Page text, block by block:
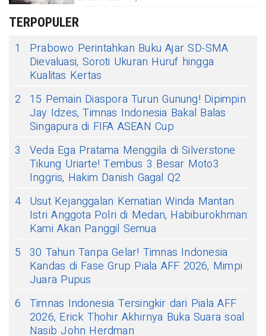
TERPOPULER
1
Prabowo Perintahkan Buku Ajar SD-SMA
Dievaluasi, Soroti Ukuran Huruf hingga
Kualitas Kertas
2
15 Pemain Diaspora Turun Gunung! Dipimpin
Jay Idzes, Timnas Indonesia Bakal Balas
Singapura di FIFA ASEAN Cup
3
Veda Ega Pratama Menggila di Silverstone
Tikung Uriarte! Tembus 3 Besar Moto3
Inggris, Hakim Danish Gagal Q2
4 Usut Kejanggalan Kematian Winda Mantan
Istri Anggota Polri di Medan, Habiburokhman:
Kami Akan Panggil Semua
5
30 Tahun Tanpa Gelar! Timnas Indonesia
Kandas di Fase Grup Piala AFF 2026, Mimpi
Juara Pupus
6 Timnas Indonesia Tersingkir dari Piala AFF
2026, Erick Thohir Akhirnya Buka Suara soal
Nasib John Herdman